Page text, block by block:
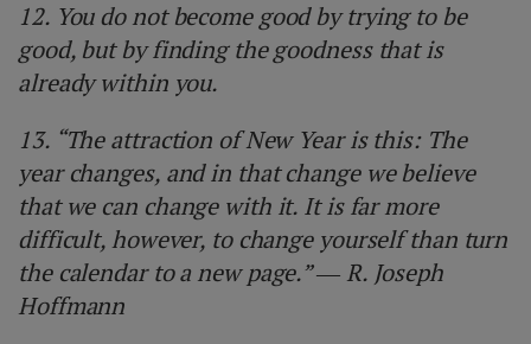
12. You do not become good by trying to be
good, but by finding the goodness that is
already within you.
13. “The attraction of New Year is this: The
year changes, and in that change we believe
that we can change with it. It is far more
difficult, however, to change yourself than turn
the calendar to a new page.” ― R. Joseph
Hoffmann